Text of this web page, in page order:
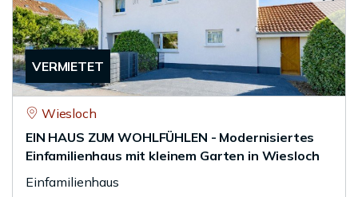
VERMIETET
Wiesloch
EIN HAUS ZUM WOHLFÜHLEN - Modernisiertes
Einfamilienhaus mit kleinem Garten in Wiesloch
Einfamilienhaus